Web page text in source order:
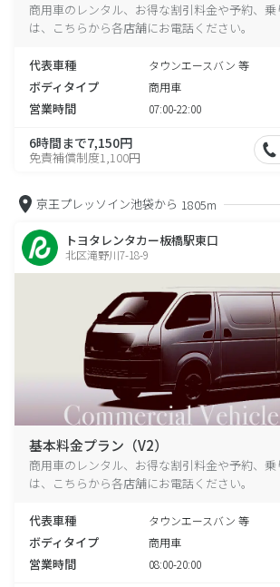
商用車のレンタル、お得な割引料金や予約、
は、こちらから各店舗にお電話ください。
代表車種 タウンエースバン 等
ボディタイプ 商用車
営業時間 07:00-22:00
6時間まで7,150円
免責補償制度1,100円
京王プレッソイン池袋から 1805m
トヨタレンタカー板橋駅東口
北区滝野川7-18-9
基本料金プラン（V2）
商用車のレンタル、お得な割引料金や予約、
は、こちらから各店舗にお電話ください。
代表車種 タウンエースバン 等
ボディタイプ 商用車
営業時間 08:00-20:00